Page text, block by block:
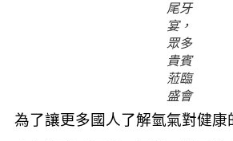
尾牙
宴，
眾多
貴賓
蒞臨
盛會
為了讓更多國人了解氫氣對健康